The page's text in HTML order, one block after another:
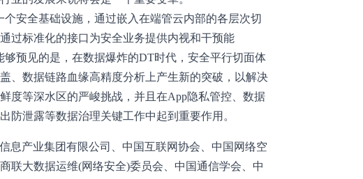
安全基础设施，通过嵌入在端管云内部的各层次切
过标准化的接口为安全业务提供内视和干预能
预见的是，在数据爆炸的DT时代，安全平行切面体
、数据链路血缘高精度分析上产生新的突破，以解决
度等深水区的严峻挑战，并且在App隐私管控、数据
防泄露等数据治理关键工作中起到重要作用。
息产业集团有限公司、中国互联网协会、中国网络空
联大数据运维(网络安全)委员会、中国通信学会、中